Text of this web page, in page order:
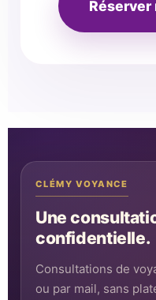
CLÉMY VOYANCE
Une
confidentielle.
Consultations de
ou par mail, sans